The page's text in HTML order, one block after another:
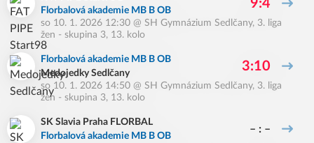
Florbalová akademie MB B OB
9:4
so 10. 1. 2026 12:30 @ SH Gymnázium Sedlčany, 3. liga
žen - skupina 3, 13. kolo
Florbalová akademie MB B OB
Medojedky Sedlčany
3:10
so 10. 1. 2026 14:50 @ SH Gymnázium Sedlčany, 3. liga
žen - skupina 3, 13. kolo
SK Slavia Praha FLORBAL
Florbalová akademie MB B OB
– : –